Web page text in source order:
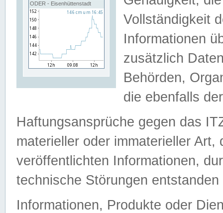
ODER - Eisenhüttenstadt
Vollständigkeit
Informationen
zusätzlich
Behörden,
die ebenfalls
Haftungsansprüche gegen das
materieller oder immaterieller
veröffentlichten Informationen,
technische Störungen
Informationen, Produkte oder